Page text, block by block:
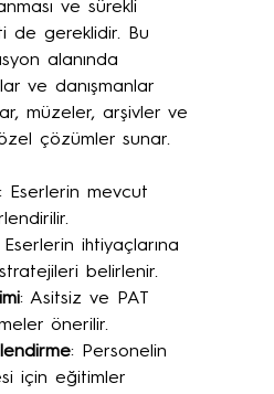
ve sürekli
de gereklidir. Bu
alanında
ve danışmanlar
müzeler, arşivler ve
çözümler sunar.
Eserlerin mevcut
Eserlerin ihtiyaçlarına
belirlenir.
: Asitsiz ve PAT
önerilir.
: Personelin
için eğitimler